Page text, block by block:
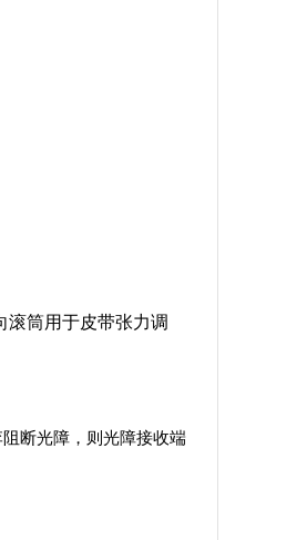
滚筒用于皮带张力调
断光障，则光障接收端